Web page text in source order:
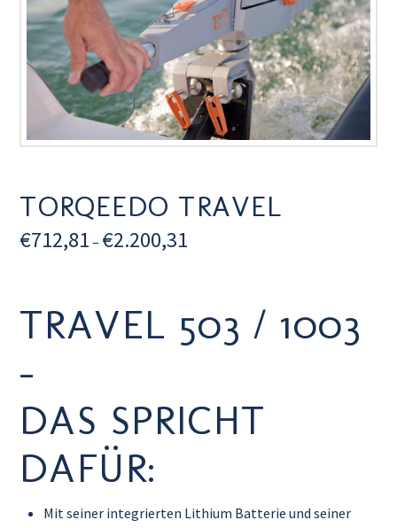
TORQEEDO TRAVEL
€712,81 – €2.200,31
TRAVEL 503 / 1003
–
DAS SPRICHT
DAFÜR:
Mit seiner integrierten Lithium Batterie und seiner